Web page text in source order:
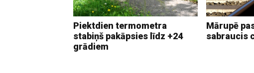
Piektdien termometra
stabiņš pakāpsies līdz +24
grādiem
Mārupē
sabraucis